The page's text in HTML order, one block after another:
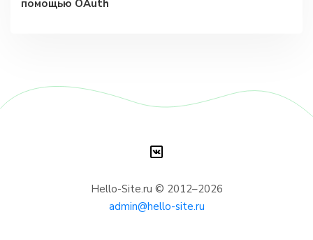
Hello-Site.ru © 2012–2026
admin@hello-site.ru